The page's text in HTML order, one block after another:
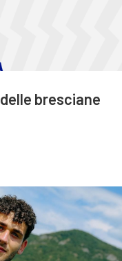
bresciane